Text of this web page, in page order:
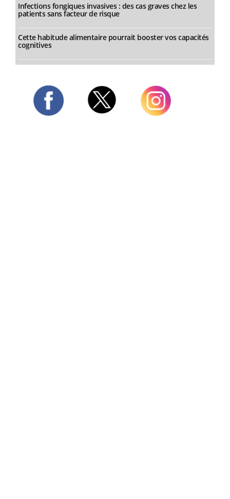
Infections fongiques invasives : des cas graves chez les
patients sans facteur de risque
Cette habitude alimentaire pourrait booster vos capacités
cognitives